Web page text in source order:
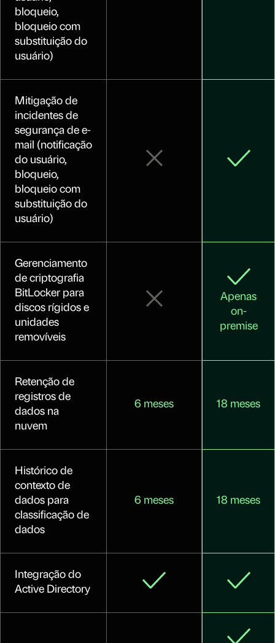
bloqueio,
bloqueio com
substituição do
usuário)
Mitigação de
incidentes de
segurança de e-
mail (notificação
do usuário,
bloqueio,
bloqueio com
substituição do
usuário)
Gerenciamento
de criptografia
BitLocker para
discos rígidos e
unidades
removíveis
Apenas
on-
premise
Retenção de
registros de
dados na
nuvem
6 meses 18 meses
Histórico de
contexto de
dados para
classificação de
dados
6 meses 18 meses
Integração do
Active Directory